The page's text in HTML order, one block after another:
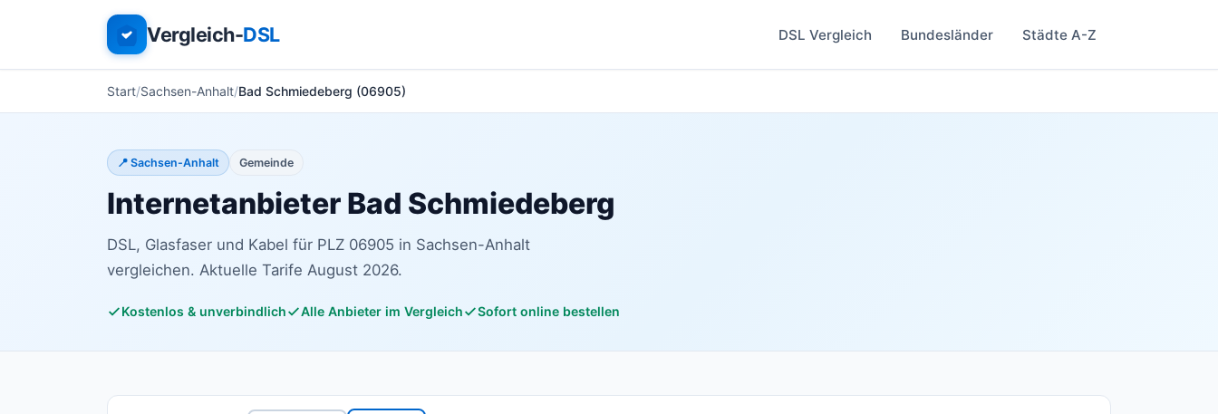
Vergleich-DSL DSL Vergleich Bundesländer Städte A-Z
Start Sachsen-Anhalt Bad Schmiedeberg (06905)
📍 Sachsen-Anhalt Gemeinde
Internetanbieter Bad Schmiedeberg
DSL, Glasfaser und Kabel für PLZ 06905 in Sachsen-Anhalt
vergleichen. Aktuelle Tarife August 2026.
Kostenlos & unverbindlich Alle Anbieter im Vergleich Sofort online bestellen